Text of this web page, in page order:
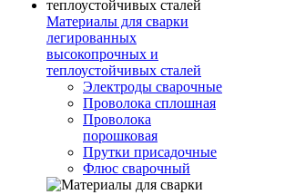
Материалы для сварки
легированных
высокопрочных и
теплоустойчивых сталей
Электроды сварочные
Проволока сплошная
Проволока
порошковая
Прутки присадочные
Флюс сварочный